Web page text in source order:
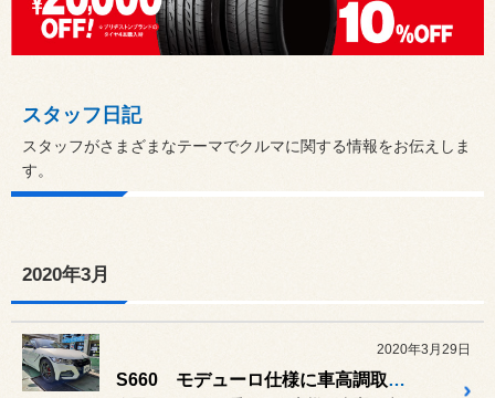
スタッフ日記
スタッフがさまざまなテーマでクルマに関する情報をお伝えしま
す。
2020年3月
2020年3月29日
S660 モデューロ仕様に車高調取り付け